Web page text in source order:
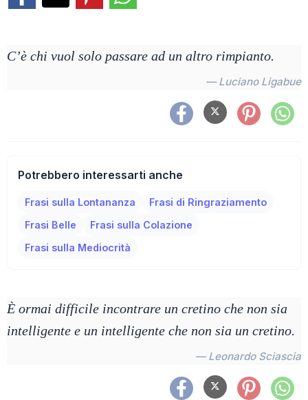
C’è chi vuol solo passare ad un altro rimpianto.
— Luciano Ligabue
Potrebbero interessarti anche
Frasi sulla Lontananza
Frasi di Ringraziamento
Frasi Belle
Frasi sulla Colazione
Frasi sulla Mediocrità
È ormai difficile incontrare un cretino che non sia
intelligente e un intelligente che non sia un cretino.
— Leonardo Sciascia